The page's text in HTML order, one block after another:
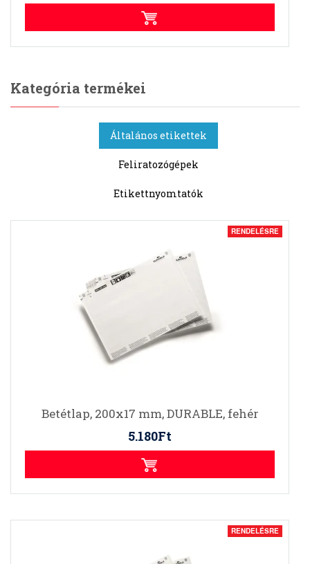
Kategória termékei
Általános etikettek
Feliratozógépek
Etikettnyomtatók
RENDELÉSRE
Betétlap, 200x17 mm, DURABLE, fehér
5.180Ft
RENDELÉSRE